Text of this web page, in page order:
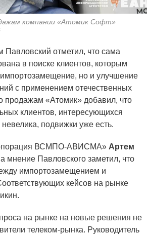
компании «Атомик Софт»
Павловский отметил, что сама
в поиске клиентов, которым
импортозамещение, но и улучшение
с применением отечественных
продажам «Атомик» добавил, что
клиентов, интересующихся
подвижки уже есть.
ВСМПО-АВИСМА» Артем
мнение Павловского заметил, что
импортозамещением и
кейсов на рынке
на рынке на новые решения не
телеком-рынка. Руководитель